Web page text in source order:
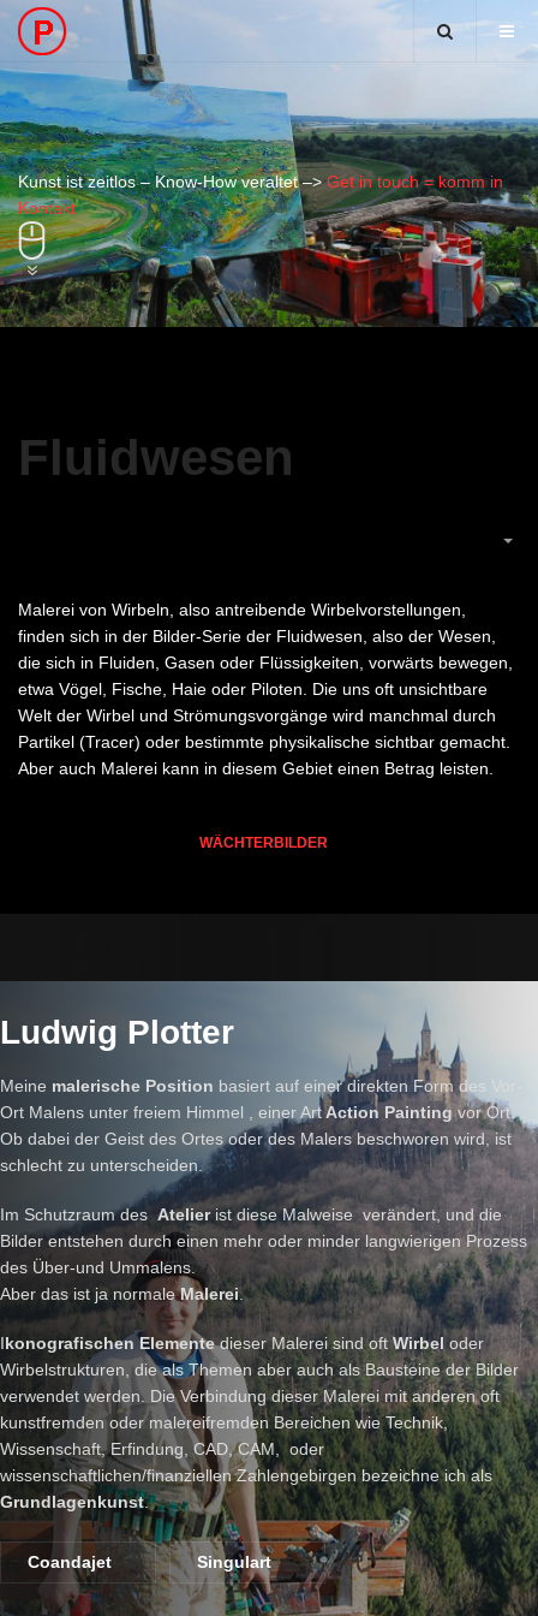
Kunst ist zeitlos – Know-How veraltet –>Get in touch = komm in
Kontakt
Fluidwesen
Malerei von Wirbeln, also antreibende Wirbelvorstellungen,
finden sich in der Bilder-Serie der Fluidwesen, also der Wesen,
die sich in Fluiden, Gasen oder Flüssigkeiten, vorwärts bewegen,
etwa Vögel, Fische, Haie oder Piloten. Die uns oft unsichtbare
Welt der Wirbel und Strömungsvorgänge wird manchmal durch
Partikel (Tracer) oder bestimmte physikalische sichtbar gemacht.
Aber auch Malerei kann in diesem Gebiet einen Betrag leisten.
WÄCHTERBILDER
Ludwig Plotter
Meine malerische Position basiert auf einer direkten Form des Vor-
Ort Malens unter freiem Himmel , einer ArtAction Painting vor Ort.
Ob dabei der Geist des Ortes oder des Malers beschworen wird, ist
schlecht zu unterscheiden.
Im Schutzraum des Atelierist diese Malweise verändert, und die
Bilder entstehen durch einen mehr oder minder langwierigen Prozess
des Über-und Ummalens.
Aber das ist ja normaleMalerei.
Ikonografischen Elementedieser Malerei sind oftWirbel oder
Wirbelstrukturen, die als Themen aber auch als Bausteine der Bilder
verwendet werden. Die Verbindung dieser Malerei mit anderen oft
kunstfremden oder malereifremden Bereichen wie Technik,
Wissenschaft, Erfindung, CAD, CAM, oder
wissenschaftlichen/finanziellen Zahlengebirgen bezeichne ich als
Grundlagenkunst.
Coandajet Singulart